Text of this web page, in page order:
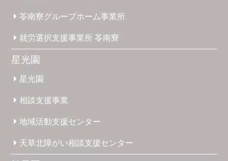
苓南寮グループホーム事業所
就労選択支援事業所苓南寮
星光園
星光園
相談支援事業
地域活動支援センター
天草北障がい相談支援センター